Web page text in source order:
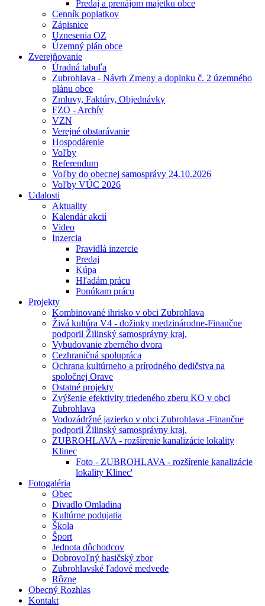
Predaj a prenájom majetku obce
Cenník poplatkov
Zápisnice
Uznesenia OZ
Územný plán obce
Zverejňovanie
Úradná tabuľa
Zubrohlava - Návrh Zmeny a doplnku č. 2 územného
plánu obce
Zmluvy, Faktúry, Objednávky
FZO - Archív
VZN
Verejné obstarávanie
Hospodárenie
Voľby
Referendum
Voľby do obecnej samosprávy 24.10.2026
Voľby VÚC 2026
Udalosti
Aktuality
Kalendár akcií
Video
Inzercia
Pravidlá inzercie
Predaj
Kúpa
Hľadám prácu
Ponúkam prácu
Projekty
Kombinované ihrisko v obci Zubrohlava
Živá kultúra V4 - dožinky medzinárodne-Finančne
podporil Žilinský samosprávny kraj.
Vybudovanie zberného dvora
Cezhraničná spolupráca
Ochrana kultúrneho a prírodného dedičstva na
spoločnej Orave
Ostatné projekty
Zvýšenie efektivity triedeného zberu KO v obci
Zubrohlava
Vodozádržné jazierko v obci Zubrohlava -Finančne
podporil Žilinský samosprávny kraj.
ZUBROHLAVA - rozšírenie kanalizácie lokality
Klinec
Foto - ZUBROHLAVA - rozšírenie kanalizácie
lokality Klinec'
Fotogaléria
Obec
Divadlo Omladina
Kultúrne podujatia
Škola
Šport
Jednota dôchodcov
Dobrovoľný hasičský zbor
Zubrohlavské ľadové medvede
Rôzne
Obecný Rozhlas
Kontakt